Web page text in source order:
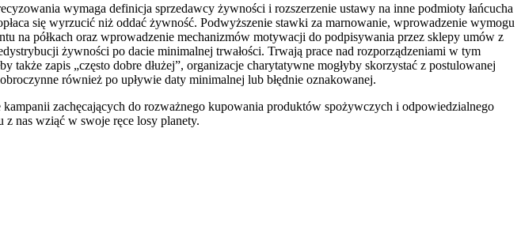
wymaga definicja sprzedawcy żywności i rozszerzenie ustawy na inne podmioty łańcucha
się wyrzucić niż oddać żywność. Podwyższenie stawki za marnowanie, wprowadzenie wymogu
na półkach oraz wprowadzenie mechanizmów motywacji do podpisywania przez sklepy umów z
żywności po dacie minimalnej trwałości. Trwają prace nad rozporządzeniami w tym
zapis „często dobre dłużej”, organizacje charytatywne mogłyby skorzystać z postulowanej
również po upływie daty minimalnej lub błędnie oznakowanej.
zachęcających do rozważnego kupowania produktów spożywczych i odpowiedzialnego
nas wziąć w swoje ręce losy planety.